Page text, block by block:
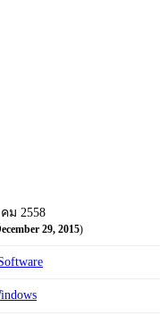
ม 2558
29, 2015)